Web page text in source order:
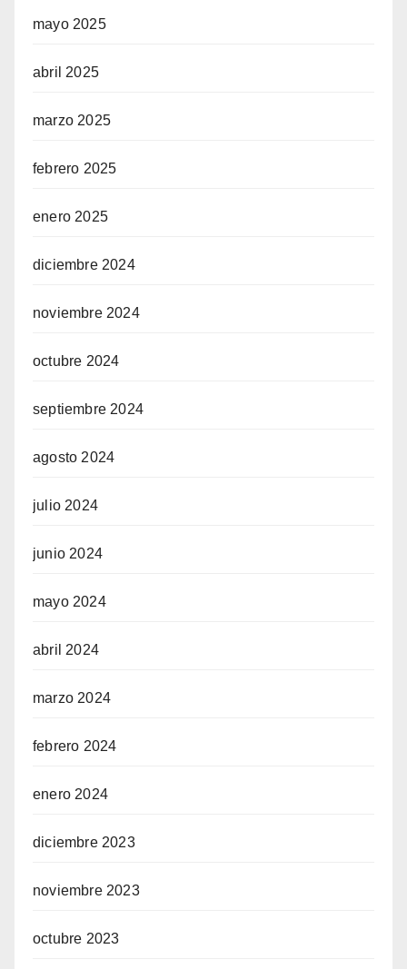
mayo 2025
abril 2025
marzo 2025
febrero 2025
enero 2025
diciembre 2024
noviembre 2024
octubre 2024
septiembre 2024
agosto 2024
julio 2024
junio 2024
mayo 2024
abril 2024
marzo 2024
febrero 2024
enero 2024
diciembre 2023
noviembre 2023
octubre 2023